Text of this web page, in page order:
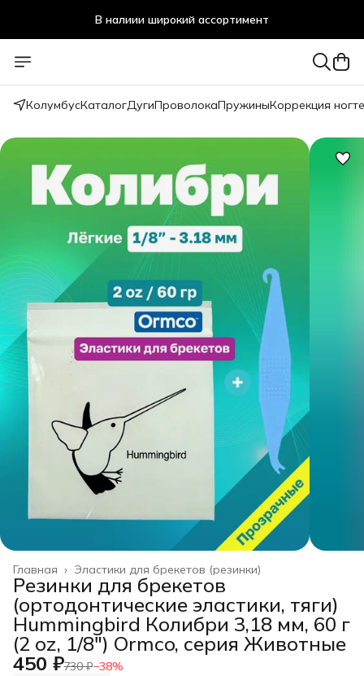
В налиии широкий ассортимент
Стоматологичечкие материалы оптом и в розницу
КолумбусКаталогДугиПроволокаПружиныКоррекция
Эластики для брекетов (резинки)
Главная ›
Резинки для брекетов
(ортодонтические эластики, тяги)
Hummingbird Колибри 3,18 мм, 60 г
(2 oz, 1/8") Ormco, серия Животные
450 ₽730 ₽−38%